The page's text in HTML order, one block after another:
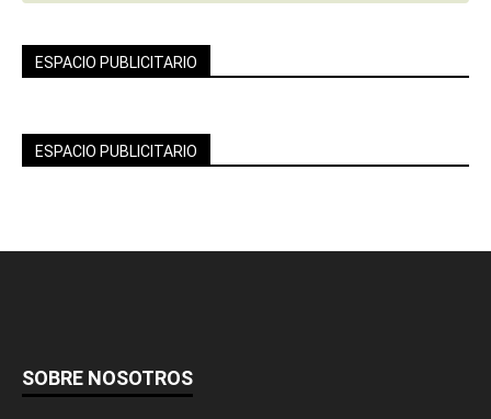
ESPACIO PUBLICITARIO
ESPACIO PUBLICITARIO
SOBRE NOSOTROS